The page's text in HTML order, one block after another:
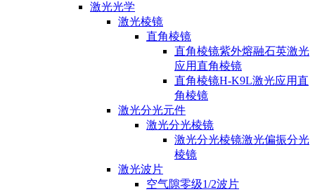
激光光学
激光棱镜
直角棱镜
直角棱镜紫外熔融石英激光
应用直角棱镜
直角棱镜H-K9L激光应用直
角棱镜
激光分光元件
激光分光棱镜
激光分光棱镜激光偏振分光
棱镜
激光波片
空气隙零级1/2波片